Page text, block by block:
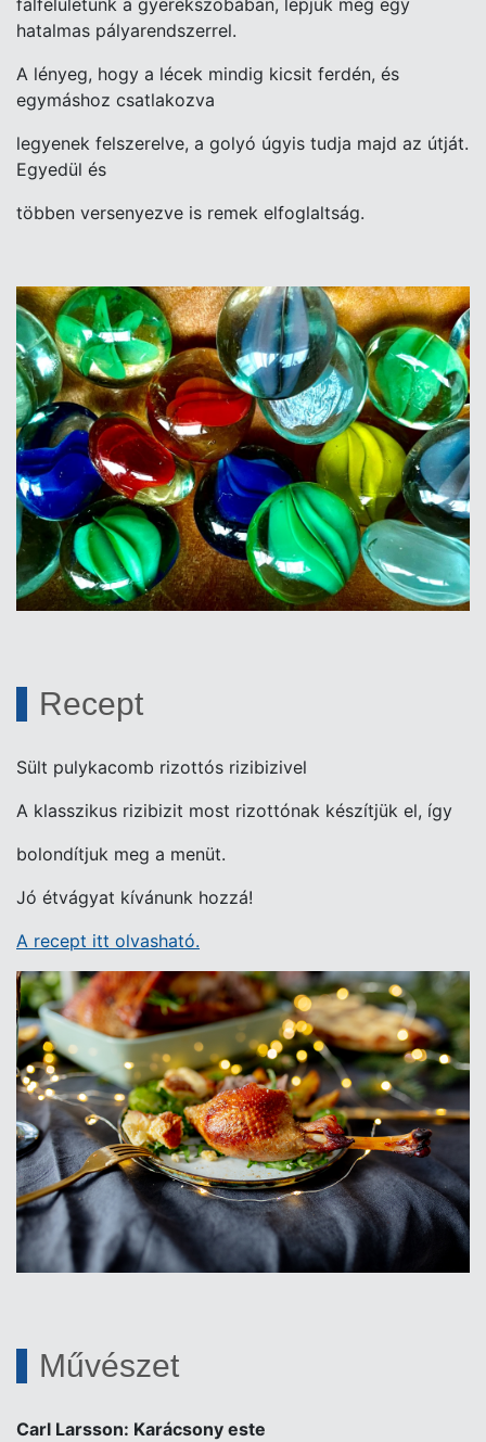
falfelületünk a gyerekszobában, lepjük meg egy
hatalmas pályarendszerrel.
A lényeg, hogy a lécek mindig kicsit ferdén, és
egymáshoz csatlakozva
legyenek felszerelve, a golyó úgyis tudja majd az útját.
Egyedül és
többen versenyezve is remek elfoglaltság.
Recept
Sült pulykacomb rizottós rizibizivel
A klasszikus rizibizit most rizottónak készítjük el, így
bolondítjuk meg a menüt.
Jó étvágyat kívánunk hozzá!
A recept itt olvasható.
Művészet
Carl Larsson: Karácsony este